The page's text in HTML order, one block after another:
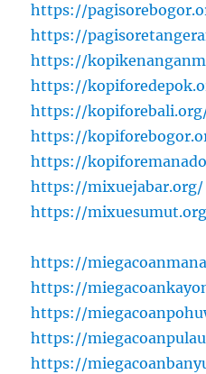
https://
https://
https://
https://
https://
https://
https://
https://mixuejabar.org/
https://
https://
https://
https://
https://
https://